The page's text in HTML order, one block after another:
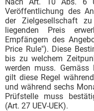
Veröffentlichung des
der Zielgesellschaft
liegenden Preis
Empfängern des
Price Rule"). Diese
bis zu welchem
werden muss. Gemäss
gilt diese Regel
und während sechs
Prüfstelle muss
(Art. 27 UEV-UEK).